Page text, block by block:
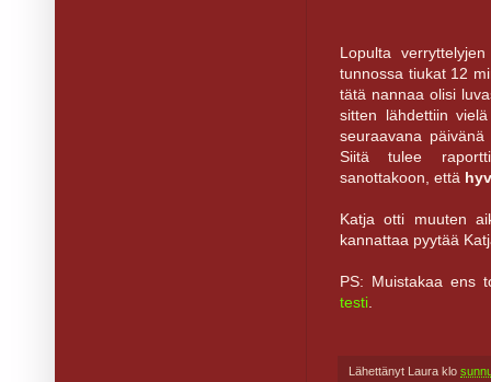
Lopulta
tunnossa tiukat 12
tätä nannaa olisi
sitten lähdettiin
seuraavana
Siitä tulee
sanottakoon, että
Katja otti muuten
kannattaa pyytää
PS: Muistakaa ens
testi
Lähettänyt Laura klo